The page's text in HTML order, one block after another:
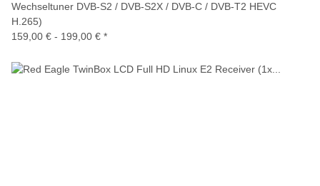
Wechseltuner DVB-S2 / DVB-S2X / DVB-C / DVB-T2 HEVC
H.265)
159,00 € - 199,00 € *